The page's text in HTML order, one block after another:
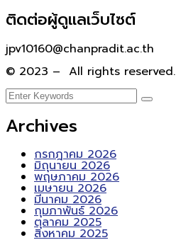
ติดต่อผู้ดูแลเว็บไซต์
jpv10160@chanpradit.ac.th
© 2023 – All rights reserved.
Archives
กรกฎาคม 2026
มิถุนายน 2026
พฤษภาคม 2026
เมษายน 2026
มีนาคม 2026
กุมภาพันธ์ 2026
ตุลาคม 2025
สิงหาคม 2025